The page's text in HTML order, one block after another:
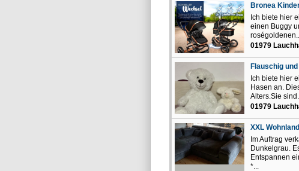
Bronea
Ich biete hier
einen Buggy
01979
Flauschig
Ich biete hier
Hasen an.
Alters.Sie
01979
XXL
Im Auftrag
Dunkelgrau.
Entspannen
*...